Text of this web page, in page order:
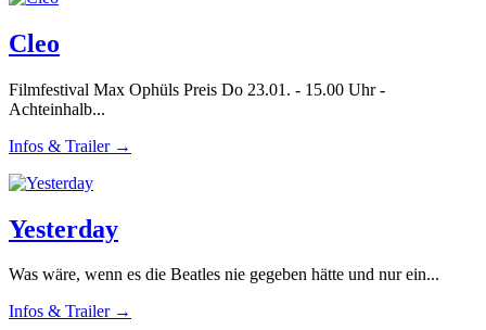
Cleo
Filmfestival Max Ophüls Preis Do 23.01. - 15.00 Uhr -
Achteinhalb...
Infos & Trailer →
Yesterday
Was wäre, wenn es die Beatles nie gegeben hätte und nur ein...
Infos & Trailer →